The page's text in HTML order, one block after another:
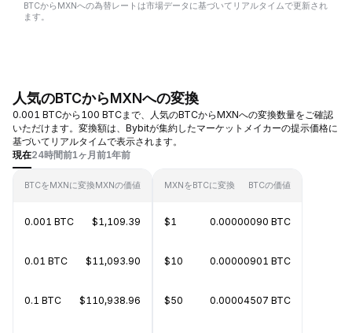
BTCからMXNへの為替レートは市場データに基づいてリアルタイムで更新され
ます。
人気のBTCからMXNへの変換
0.001 BTCから100 BTCまで、人気のBTCからMXNへの変換数量をご確認
いただけます。変換額は、Bybitが集約したマーケットメイカーの提示価格に
基づいてリアルタイムで表示されます。
現在24時間前1ヶ月前1年前
BTCをMXNに変換MXNの価値
0.001 BTC $1,109.39
0.01 BTC $11,093.90
0.1 BTC $110,938.96
MXNをBTCに変換 BTCの価値
$1 0.00000090 BTC
$10 0.00000901 BTC
$50 0.00004507 BTC